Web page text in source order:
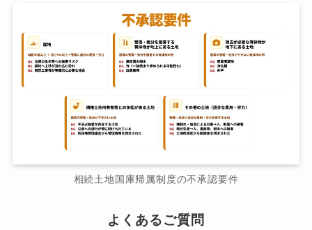
相続土地国庫帰属制度の不承認要件
よくあるご質問